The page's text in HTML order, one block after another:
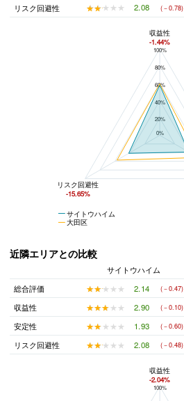
リスク回避性
★★★★★
★★★★★ 2.08 (－0.78)
100%
80%
60%
40%
20%
0%
サイトウハイム
大田区
収益性
-1.44%
リスク回避性
-15.65%
近隣エリアとの比較
サイトウハイム
総合評価
★★★★★
★★★★★ 2.14 (－0.47)
収益性
★★★★★
★★★★★ 2.90 (－0.10)
安定性
★★★★★
★★★★★ 1.93 (－0.60)
リスク回避性
★★★★★
★★★★★ 2.08 (－0.48)
サイトウハイムと東雪谷の平均値の総合評価の比較
100%
収益性
-2.04%